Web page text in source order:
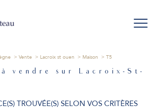
Vente Lacroix st ouen Maison T5
à vendre sur Lacroix-St-
TROUVÉE(S) SELON VOS CRITÈRES